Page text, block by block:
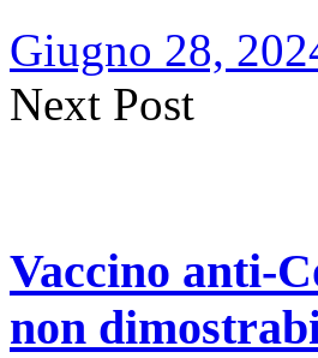
Giugno 28,
Next Post
Vaccino anti-
non